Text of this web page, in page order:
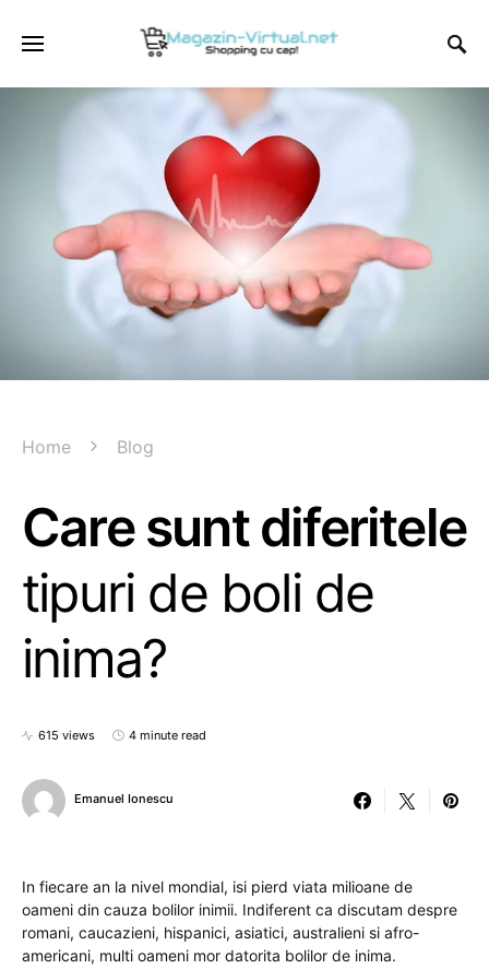
Home Blog
Care sunt diferitele
tipuri de boli de
inima?
615 views 4 minute read
Emanuel Ionescu
In fiecare an la nivel mondial, isi pierd viata milioane de
oameni din cauza bolilor inimii. Indiferent ca discutam despre
romani, caucazieni, hispanici, asiatici, australieni si afro-
americani, multi oameni mor datorita bolilor de inima.